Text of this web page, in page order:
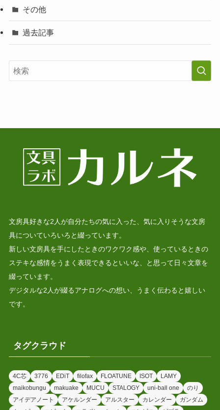
その他
過去記事
文房具好きな2人が自分たちの気に入った、気に入りそうな文房
具についていろいろと綴っています。
新しい文房具を手にしたときのワクワク感や、使っているときの
ステキな感情をうまく表現できるといいな、と思って日々文章を
綴っています。
デジタルな2人が綴るアナログへの想い、うまく伝わると嬉しい
です。
タグクラウド
4C芯 3776 EDiT filofax FLOATUNE ISOT
LAMY
maikobungu
makuake MUCU STALOGY uni-ball one
のり
アイデアノート
アケルンダー アルスター カレンダー
ガンダム